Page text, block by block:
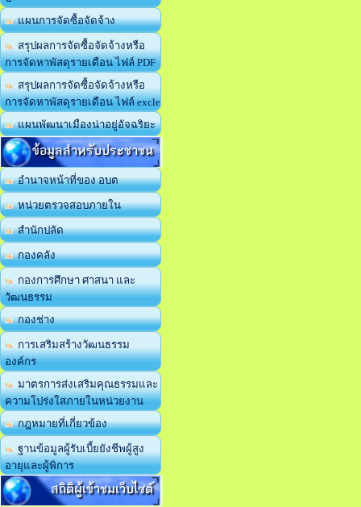
แผนการจัดซื้อจัดจ้าง
สรุปผลการจัดซื้อจัดจ้างหรือ
การจัดหาพัสดุรายเดือน ไฟล์ PDF
สรุปผลการจัดซื้อจัดจ้างหรือ
การจัดหาพัสดุรายเดือน ไฟล์ excle
แผนพัฒนาเมืองน่าอยู่อัจฉริยะ
ข้อมูลสำหรับประชาชน
อำนาจหน้าที่ของ อบต
หน่วยตรวจสอบภายใน
สำนักปลัด
กองคลัง
กองการศึกษา ศาสนา และ
วัฒนธรรม
กองช่าง
การเสริมสร้างวัฒนธรรม
องค์กร
มาตรการส่งเสริมคุณธรรมและ
ความโปร่งใสภายในหน่วยงาน
กฎหมายที่เกี่ยวข้อง
ฐานข้อมูลผู้รับเบี้ยยังชีพผู้สูง
อายุและผู้พิการ
สถิติผู้เข้าชมเว็บไซต์